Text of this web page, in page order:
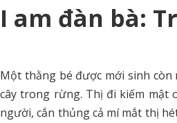
I am đàn bà:
Một thằng bé được mới sinh
cây trong rừng. Thị đi kiếm mật
người, cắn thủng cả mí mắt thị